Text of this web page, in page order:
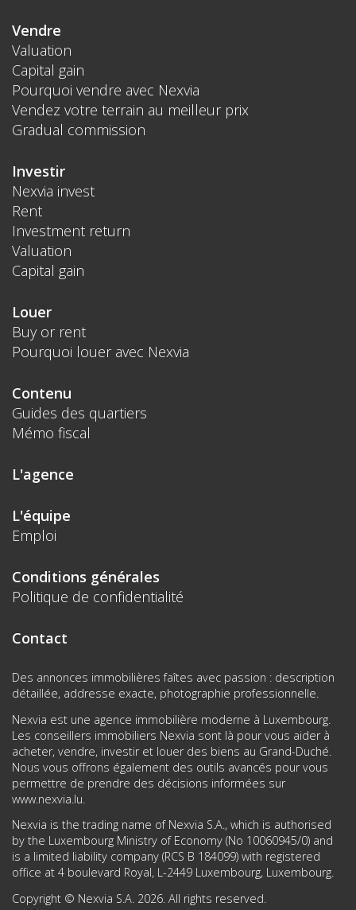
Vendre
Valuation
Capital gain
Pourquoi vendre avec Nexvia
Vendez votre terrain au meilleur prix
Gradual commission
Investir
Nexvia invest
Rent
Investment return
Valuation
Capital gain
Louer
Buy or rent
Pourquoi louer avec Nexvia
Contenu
Guides des quartiers
Mémo fiscal
L'agence
L'équipe
Emploi
Conditions générales
Politique de confidentialité
Contact
Des annonces immobilières faîtes avec passion : description
détaillée, addresse exacte, photographie professionnelle.
Nexvia est une agence immobilière moderne à Luxembourg.
Les conseillers immobiliers Nexvia sont là pour vous aider à
acheter, vendre, investir et louer des biens au Grand-Duché.
Nous vous offrons également des outils avancés pour vous
permettre de prendre des décisions informées sur
www.nexvia.lu
Nexvia is the trading name of Nexvia S.A., which is authorised
by the Luxembourg Ministry of Economy (No 10060945/0) and
is a limited liability company (RCS B 184099) with registered
office at 4 boulevard Royal, L-2449 Luxembourg, Luxembourg.
Copyright © Nexvia S.A. 2026. All rights reserved.